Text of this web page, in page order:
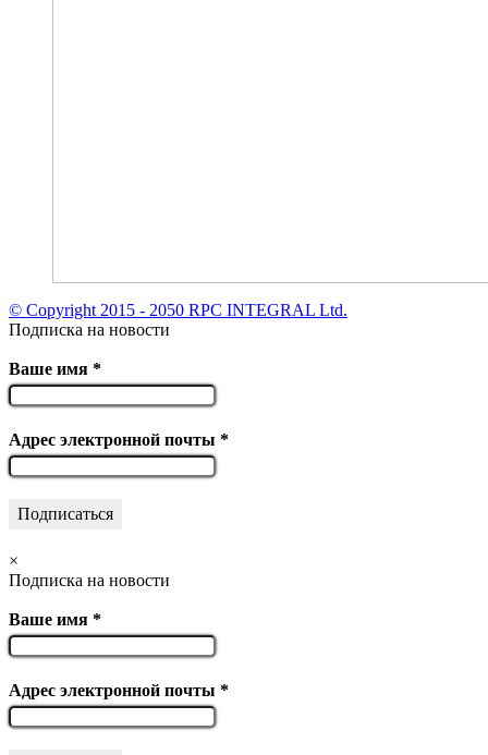
© Copyright 2015 - 2050 RPC INTEGRAL Ltd.
Подписка на новости
Ваше имя *
Адрес электронной почты *
×
Подписка на новости
Ваше имя *
Адрес электронной почты *